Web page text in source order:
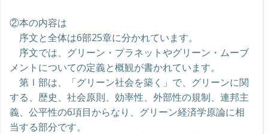
②本の内容は
序文と全体は6部25章に分かれています。
序文では、グリーン・プラネットやグリーン・ムーブ
メントについての定義と概観が書かれています。
第Ⅰ部は、「グリーン社会を築く」で、グリーンに関
する、歴史、社会原則、効率性、外部性の規制、連邦主
義、公平性の6項目からなり、グリーン経済学原論に相
当する部分です。